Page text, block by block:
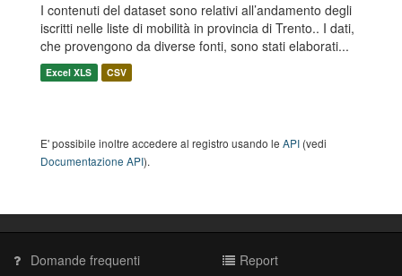
I contenuti del dataset sono relativi all’andamento degli
iscritti nelle liste di mobilità in provincia di Trento.. I dati,
che provengono da diverse fonti, sono stati elaborati...
Excel XLS CSV
E' possibile inoltre accedere al registro usando le API (vedi
Documentazione API).
Domande frequenti
Report